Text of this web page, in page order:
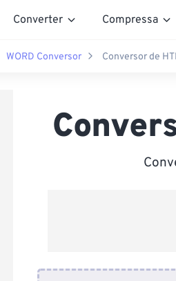
Converter Compressa
WORD Conversor Conversor de